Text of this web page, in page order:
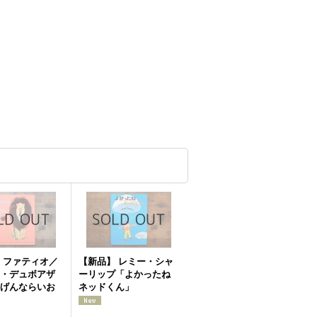
ァティオ／
デュボアザ
んならいお
【新品】 レミー・シャ
ーリップ「よかったね
ネッドくん」